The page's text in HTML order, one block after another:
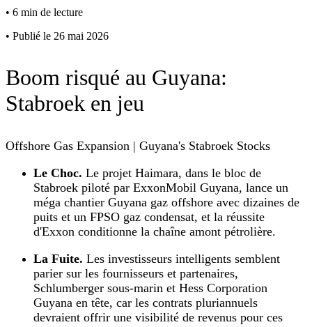
• 6 min de lecture
• Publié le 26 mai 2026
Boom risqué au Guyana:
Stabroek en jeu
Offshore Gas Expansion | Guyana's Stabroek Stocks
Le Choc. Le projet Haimara, dans le bloc de
Stabroek piloté par ExxonMobil Guyana, lance un
méga chantier Guyana gaz offshore avec dizaines de
puits et un FPSO gaz condensat, et la réussite
d'Exxon conditionne la chaîne amont pétrolière.
La Fuite. Les investisseurs intelligents semblent
parier sur les fournisseurs et partenaires,
Schlumberger sous‑marin et Hess Corporation
Guyana en tête, car les contrats pluriannuels
devraient offrir une visibilité de revenus pour ces